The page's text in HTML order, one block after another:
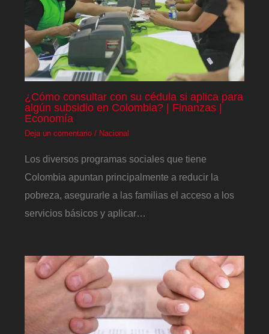
¿Cómo consultar con su cédula si aplica para
algún subsidio en Colombia? | Finanzas |
Economía
Deja un comentario / Nacional
Los diversos programas sociales que tiene
Colombia apuntan principalmente a reducir la
pobreza, asegurarle a las familias el acceso a los
servicios básicos y aplicar…